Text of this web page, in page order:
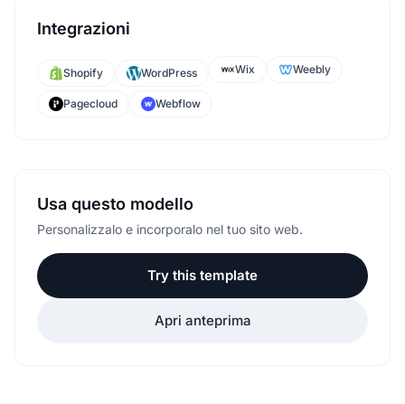
Integrazioni
Shopify WordPress Wix Weebly
Pagecloud Webflow
Usa questo modello
Personalizzalo e incorporalo nel tuo sito web.
Try this template
Apri anteprima